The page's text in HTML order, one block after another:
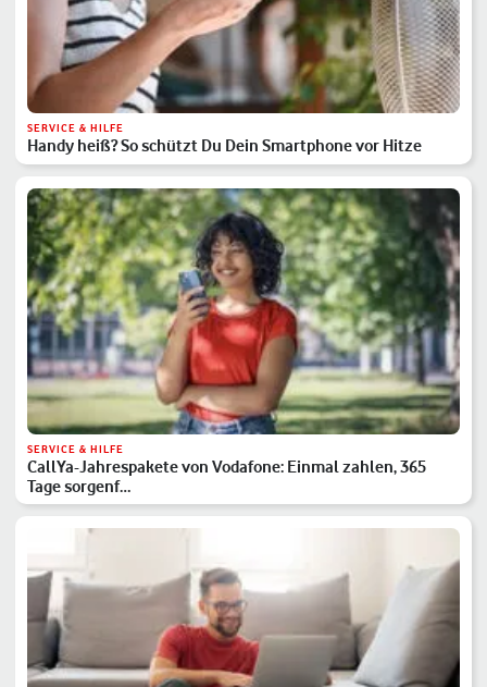
SERVICE & HILFE
Handy heiß? So schützt Du Dein Smartphone vor Hitze
SERVICE & HILFE
CallYa-Jahrespakete von Vodafone: Einmal zahlen, 365
Tage sorgenf…